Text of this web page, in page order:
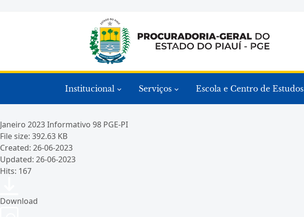
Institucional Serviços Escola e Centro de Estudos
Janeiro 2023 Informativo 98 PGE-PI
File size: 392.63 KB
Created: 26-06-2023
Updated: 26-06-2023
Hits: 167
Download